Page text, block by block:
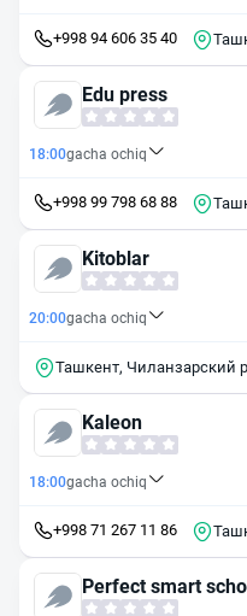
+998 94 606 35 40
Edu press
18:00gacha ochiq
+998 99 798 68 88
Kitoblar
20:00gacha ochiq
Ташкент, Чиланзарский
Kaleon
18:00gacha ochiq
+998 71 267 11 86
Perfect smart